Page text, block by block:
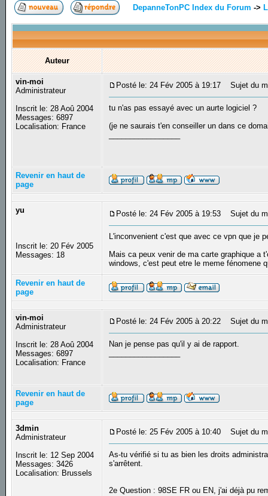
DepanneTonPC Index du Forum ->
Auteur
vin-moi
Administrateur
Inscrit le: 28 Aoû 2004
Messages: 6897
Localisation: France
Posté le: 24 Fév 2005 à 19:17 Sujet du
tu n'as pas essayé avec un aurte logiciel ?
(je ne saurais t'en conseiller un dans ce
Revenir en haut de
page
yu
Inscrit le: 20 Fév 2005
Messages: 18
Posté le: 24 Fév 2005 à 19:53 Sujet du
L'inconvenient c'est que avec ce vpn que je
Mais ca peux venir de ma carte graphique a
windows, c'est peut etre le meme fénomene
Revenir en haut de
page
vin-moi
Administrateur
Inscrit le: 28 Aoû 2004
Messages: 6897
Localisation: France
Posté le: 24 Fév 2005 à 20:22 Sujet du
Nan je pense pas qu'il y ai de rapport.
Revenir en haut de
page
3dmin
Administrateur
Inscrit le: 12 Sep 2004
Messages: 3426
Localisation: Brussels
Posté le: 25 Fév 2005 à 10:40 Sujet du
As-tu vérifié si tu as bien les droits
s'arrêtent.
2e Question : 98SE FR ou EN, j'ai déjà pu